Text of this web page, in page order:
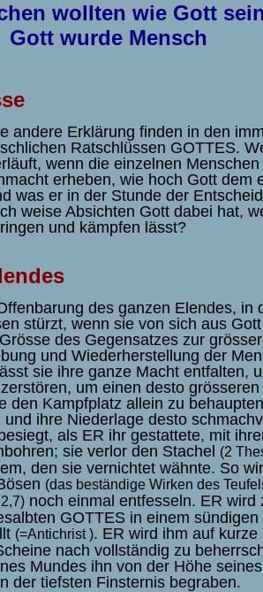
wollten wie Gott
Gott wurde Mensch
andere Erklärung finden in den
Ratschlüssen GOTTES.
wenn die einzelnen
erheben, wie hoch Gott dem
was er in der Stunde der
weise Absichten Gott dabei hat,
und kämpfen lässt?
des ganzen Elendes, in
stürzt, wenn sie von sich aus
des Gegensatzes zur
und Wiederherstellung der
sie ihre ganze Macht entfalten,
um einen desto
den Kampfplatz allein zu
ihre Niederlage desto
als ER ihr gestattete, mit
sie verlor den Stachel (2
den sie vernichtet wähnte. So
(das beständige Wirken des
noch einmal entfesseln. ER wird
GOTTES in einem
(=Antichrist). ER wird ihm auf
nach vollständig zu
Mundes ihn von der Höhe
der tiefsten Finsternis begraben.